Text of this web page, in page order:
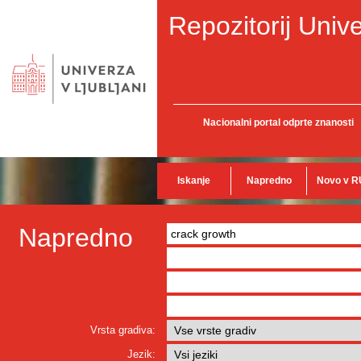
Repozitorij
Nacionalni portal odprte znanosti
Iskanje Napredno Novo v
Napredno
Vrsta gradiva:
Jezik: